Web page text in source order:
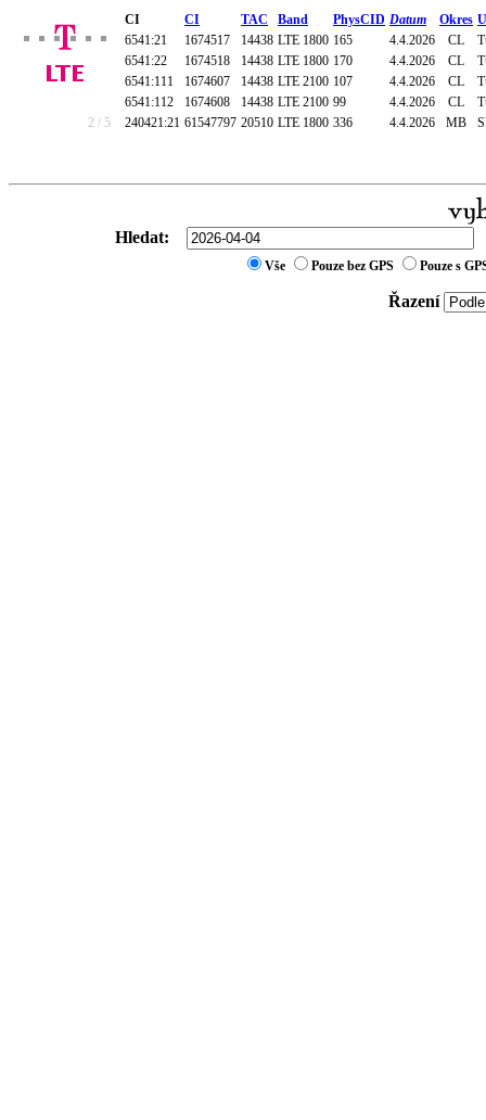
CI CI TAC Band PhysCID Datum Okres
6541:21
1674517 14438 LTE 1800 165 4.4.2026 CL
6541:22
1674518 14438 LTE 1800 170 4.4.2026 CL
6541:111
1674607 14438 LTE 2100 107 4.4.2026 CL
6541:112
1674608 14438 LTE 2100 99 4.4.2026 CL
2 / 5
240421:21 61547797 20510 LTE 1800 336 4.4.2026 MB
Hledat:
Vše Pouze bez GPS Pouze s
Řazení